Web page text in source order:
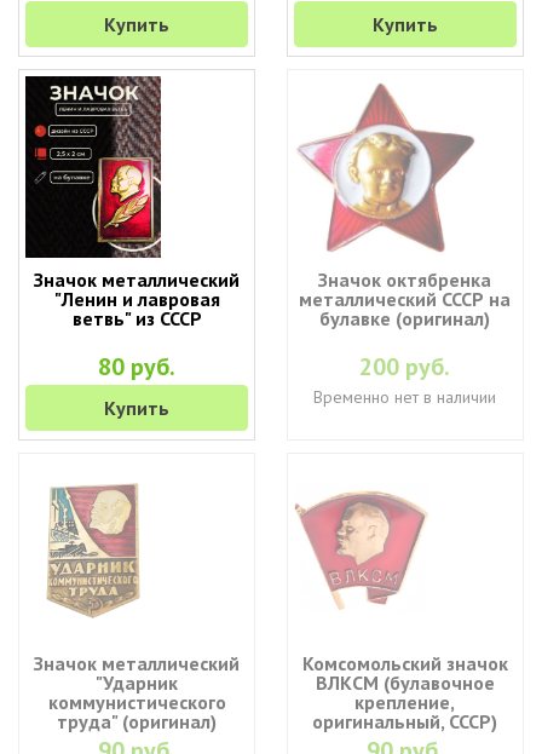
Купить Купить
Значок металлический
"Ленин и лавровая
ветвь" из СССР
80 руб.
Купить
Значок октябренка
металлический СССР на
булавке (оригинал)
200 руб.
Временно нет в наличии
Значок металлический
"Ударник
коммунистического
труда" (оригинал)
Комсомольский значок
ВЛКСМ (булавочное
крепление,
оригинальный, СССР)